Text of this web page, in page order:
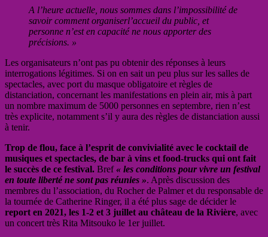
A l’heure actuelle, nous sommes dans l’impossibilité de
savoir comment organiserl’accueil du public, et
personne n’est en capacité ne nous apporter des
précisions. »
Les organisateurs n’ont pas pu obtenir des réponses à leurs
interrogations légitimes. Si on en sait un peu plus sur les salles de
spectacles, avec port du masque obligatoire et règles de
distanciation, concernant les manifestations en plein air, mis à part
un nombre maximum de 5000 personnes en septembre, rien n’est
très explicite, notamment s’il y aura des règles de distanciation aussi
à tenir.
Trop de flou, face à l’esprit de convivialité avec le cocktail de
musiques et spectacles, de bar à vins et food-trucks qui ont fait
le succès de ce festival. Bref« les conditions pour vivre un festival
en toute liberté ne sont pas réunies ». Après discussion des
membres du l’association, du Rocher de Palmer et du responsable de
la tournée de Catherine Ringer, il a été plus sage de décider le
report en 2021, les 1-2 et 3 juillet au château de la Rivière, avec
un concert très Rita Mitsouko le 1er juillet.